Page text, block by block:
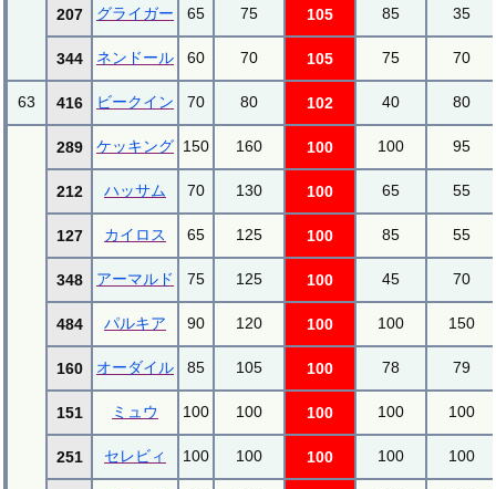
207 グライガー 65 75 105 85 35
344 ネンドール 60 70 105 75 70
63 416 ビークイン 70 80 102 40 80
289 ケッキング 150 160 100 100 95
212 ハッサム 70 130 100 65 55
127 カイロス 65 125 100 85 55
348 アーマルド 75 125 100 45 70
484 パルキア 90 120 100 100 150
160 オーダイル 85 105 100 78 79
151 ミュウ 100 100 100 100 100
251 セレビィ 100 100 100 100 100